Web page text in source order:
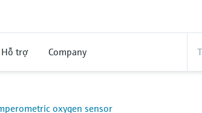
Hỗ trợ Company
oxygen sensor